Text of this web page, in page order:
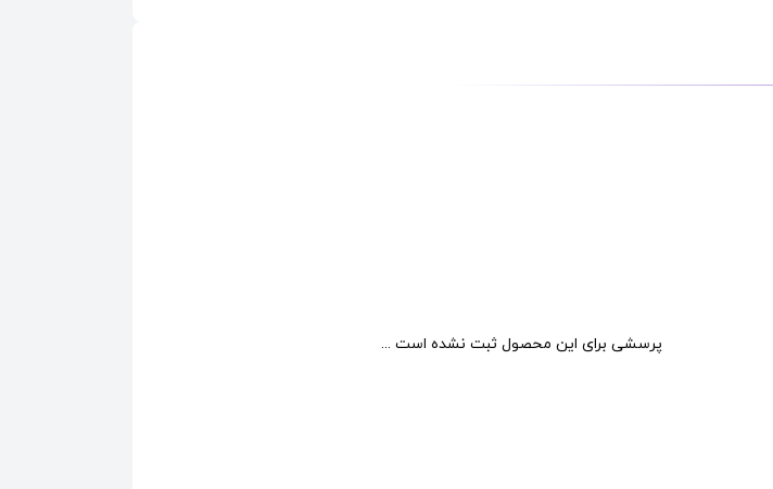
پرسشی برای این محصول ثبت نشده است ...